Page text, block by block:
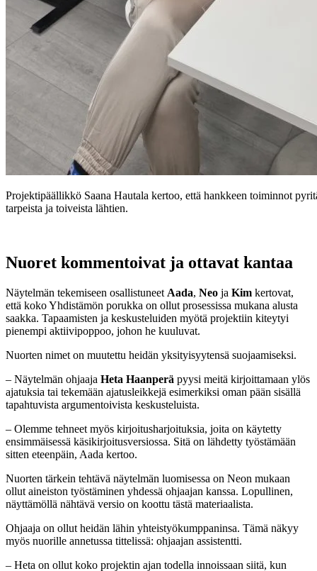
Projektipäällikkö Saana Hautala kertoo, että hankkeen toiminnot
tarpeista ja toiveista lähtien.
Nuoret kommentoivat ja ottavat kantaa
Näytelmän tekemiseen osallistuneet Aada, Neo ja Kim kertovat,
että koko Yhdistämön porukka on ollut prosessissa mukana alusta
saakka. Tapaamisten ja keskusteluiden myötä projektiin kiteytyi
pienempi aktiivipoppoo, johon he kuuluvat.
Nuorten nimet on muutettu heidän yksityisyytensä suojaamiseksi.
– Näytelmän ohjaaja Heta Haanperä pyysi meitä kirjoittamaan ylös
ajatuksia tai tekemään ajatusleikkejä esimerkiksi oman pään sisällä
tapahtuvista argumentoivista keskusteluista.
– Olemme tehneet myös kirjoitusharjoituksia, joita on käytetty
ensimmäisessä käsikirjoitusversiossa. Sitä on lähdetty työstämään
sitten eteenpäin, Aada kertoo.
Nuorten tärkein tehtävä näytelmän luomisessa on Neon mukaan
ollut aineiston työstäminen yhdessä ohjaajan kanssa. Lopullinen,
näyttämöllä nähtävä versio on koottu tästä materiaalista.
Ohjaaja on ollut heidän lähin yhteistyökumppaninsa. Tämä näkyy
myös nuorille annetussa tittelissä: ohjaajan assistentti.
– Heta on ollut koko projektin ajan todella innoissaan siitä, kun